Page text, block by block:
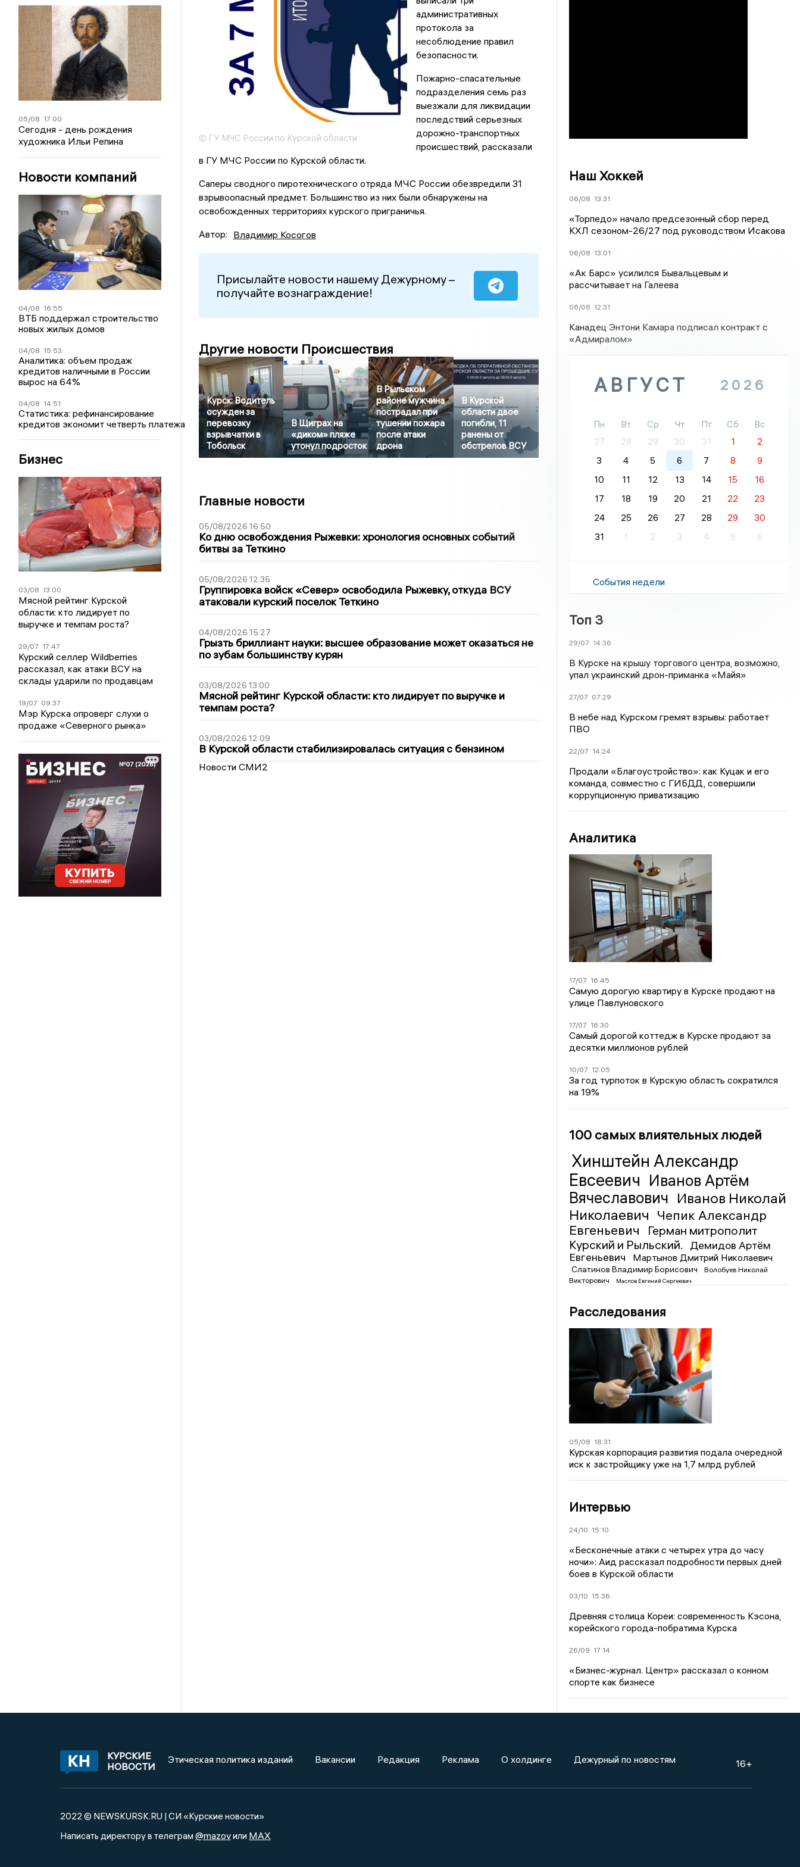
05/08 17:00
Сегодня - день рождения
художника Ильи Репина
Новости компаний
04/08 16:55
ВТБ поддержал строительство
новых жилых домов
04/08 15:53
Аналитика: объем продаж
кредитов наличными в России
вырос на 64%
04/08 14:51
Статистика: рефинансирование
кредитов экономит четверть платежа
Бизнес
03/08 13:00
Мясной рейтинг Курской
области: кто лидирует по
выручке и темпам роста?
29/07 17:47
Курский селлер Wildberries
рассказал, как атаки ВСУ на
склады ударили по продавцам
19/07 09:37
Мэр Курска опроверг слухи о
продаже «Северного рынка»
© ГУ МЧС России по Курской области
административных
протокола за
несоблюдение правил
безопасности.
Пожарно-спасательные
подразделения семь раз
выезжали для ликвидации
последствий серьезных
дорожно-транспортных
происшествий, рассказали
в ГУ МЧС России по Курской области.
Саперы сводного пиротехнического отряда МЧС России обезвредили 31
взрывоопасный предмет. Большинство из них были обнаружены на
освобожденных территориях курского приграничья.
Автор: Владимир Косогов
Присылайте новости нашему Дежурному –
получайте вознаграждение!
Другие новости Происшествия
Курск: Водитель
осужден за
перевозку
взрывчатки в
Тобольск
В Щиграх на
«диком» пляже
утонул подросток
В Рыльском
районе мужчина
пострадал при
тушении пожара
после атаки
дрона
В Курской
области двое
погибли, 11
ранены от
обстрелов ВСУ
Главные новости
05/08/2026 16:50
Ко дню освобождения Рыжевки: хронология основных событий
битвы за Теткино
05/08/2026 12:35
Группировка войск «Север» освободила Рыжевку, откуда ВСУ
атаковали курский поселок Теткино
04/08/2026 15:27
Грызть бриллиант науки: высшее образование может оказаться не
по зубам большинству курян
03/08/2026 13:00
Мясной рейтинг Курской области: кто лидирует по выручке и
темпам роста?
03/08/2026 12:09
В Курской области стабилизировалась ситуация с бензином
Новости СМИ2
Наш Хоккей
06/08 13:31
«Торпедо» начало предсезонный сбор перед
КХЛ сезоном-26/27 под руководством Исакова
06/08 13:01
«Ак Барс» усилился Бывальцевым и
рассчитывает на Галеева
06/08 12:31
Канадец Энтони Камара подписал контракт с
«Адмиралом»
АВГУСТ 2026
Пн Вт Ср Чт Пт Сб
Вс
27
28 29 30 31 1
2
3
4 5 6 7 8
9
10
11 12 13 14 15
16
17
18 19 20 21 22
23
24
25 26 27 28 29
30
31
1 2 3 4 5 6
События недели
Топ 3
29/07 14:36
В Курске на крышу торгового центра, возможно,
упал украинский дрон-приманка «Майя»
27/07 07:29
В небе над Курском гремят взрывы: работает
ПВО
22/07 14:24
Продали «Благоустройство»: как Куцак и его
команда, совместно с ГИБДД, совершили
коррупционную приватизацию
Аналитика
17/07 16:45
Самую дорогую квартиру в Курске продают на
улице Павлуновского
17/07 16:30
Самый дорогой коттедж в Курске продают за
десятки миллионов рублей
10/07 12:05
За год турпоток в Курскую область сократился
на 19%
100 самых влиятельных людей
Хинштейн Александр
Евсеевич Иванов Артём
Вячеславович Иванов Николай
Николаевич Чепик Александр
Евгеньевич
Герман митрополит
Курский и Рыльский.
Демидов Артём
Евгеньевич
Мартынов Дмитрий Николаевич
Слатинов Владимир Борисович
Волобуев Николай
Викторович
Маслов Евгений Сергеевич
Расследования
05/08 18:31
Курская корпорация развития подала очередной
иск к застройщику уже на 1,7 млрд рублей
Интервью
24/10 15:10
«Бесконечные атаки с четырех утра до часу
ночи»: Аид рассказал подробности первых дней
боев в Курской области
03/10 15:36
Древняя столица Кореи: современность Кэсона,
корейского города-побратима Курска
26/09 17:14
«Бизнес-журнал. Центр» рассказал о конном
спорте как бизнесе
КУРСКИЕ
НОВОСТИ
Этическая политика изданий Вакансии Редакция Реклама О холдинге Дежурный по новостям 16+
2022 © NEWSKURSK.RU | СИ «Курские новости»
Написать директору в телеграм @mazovили MAX